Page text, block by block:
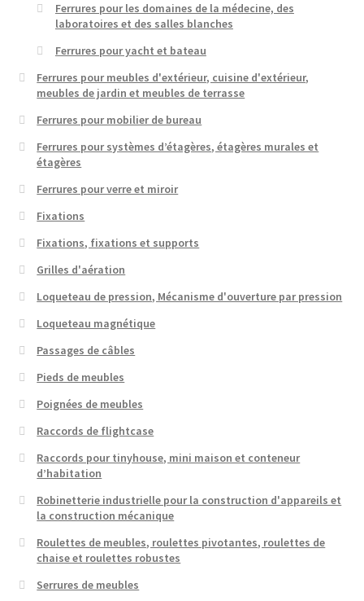
Ferrures pour les domaines de la médecine, des
laboratoires et des salles blanches
Ferrures pour yacht et bateau
Ferrures pour meubles d'extérieur, cuisine d'extérieur,
meubles de jardin et meubles de terrasse
Ferrures pour mobilier de bureau
Ferrures pour systèmes d’étagères, étagères murales et
étagères
Ferrures pour verre et miroir
Fixations
Fixations, fixations et supports
Grilles d'aération
Loqueteau de pression, Mécanisme d'ouverture par pression
Loqueteau magnétique
Passages de câbles
Pieds de meubles
Poignées de meubles
Raccords de flightcase
Raccords pour tinyhouse, mini maison et conteneur
d’habitation
Robinetterie industrielle pour la construction d'appareils et
la construction mécanique
Roulettes de meubles, roulettes pivotantes, roulettes de
chaise et roulettes robustes
Serrures de meubles